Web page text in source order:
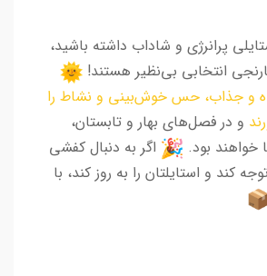
پرانرژی و شاداب داشته باشید،
انتخابی بی‌نظیر هستند!
و جذاب، حس خوش‌بینی و نشاط را
و در فصل‌های بهار و تابستان،
خواهند بود.
اگر به دنبال کفشی
کند و استایلتان را به روز کند، با